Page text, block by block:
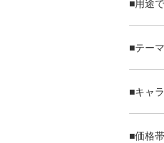
■テー
■キャ
■価格